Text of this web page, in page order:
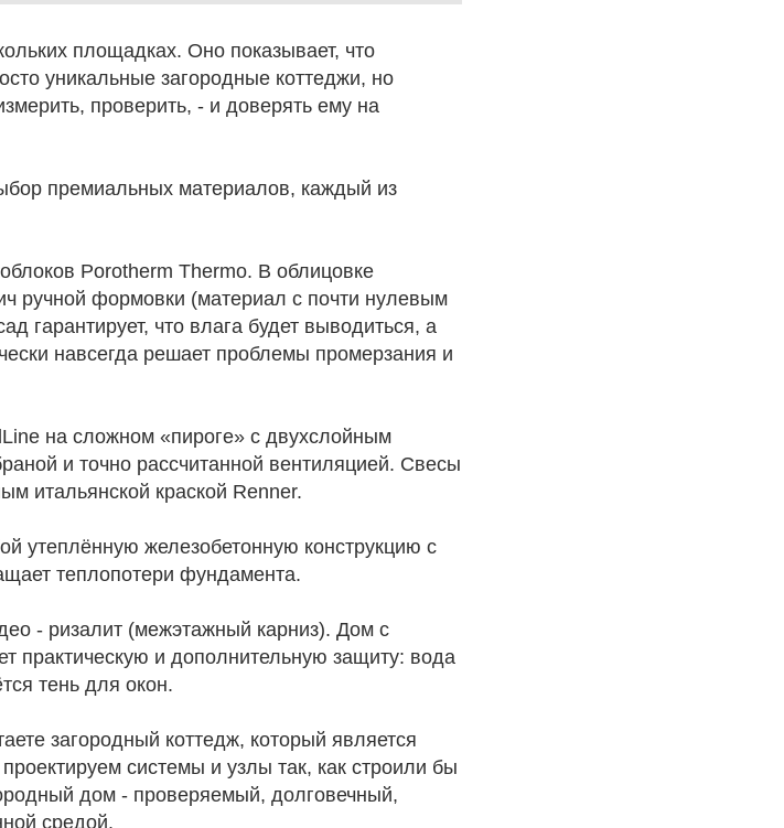
площадках. Оно показывает, что
уникальные загородные коттеджи, но
проверить, - и доверять ему на
премиальных материалов, каждый из
Porotherm Thermo. В облицовке
ручной формовки (материал с почти нулевым
гарантирует, что влага будет выводиться, а
навсегда решает проблемы промерзания и
на сложном «пироге» с двухслойным
и точно рассчитанной вентиляцией. Свесы
итальянской краской Renner.
утеплённую железобетонную конструкцию с
теплопотери фундамента.
- ризалит (межэтажный карниз). Дом с
практическую и дополнительную защиту: вода
тень для окон.
загородный коттедж, который является
системы и узлы так, как строили бы
дом - проверяемый, долговечный,
средой.